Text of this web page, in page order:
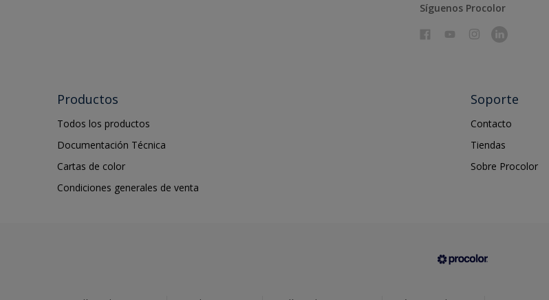
Síguenos Procolor
Productos
Todos los productos
Documentación Técnica
Cartas de color
Condiciones generales de venta
Soporte
Contacto
Tiendas
Sobre Procolor